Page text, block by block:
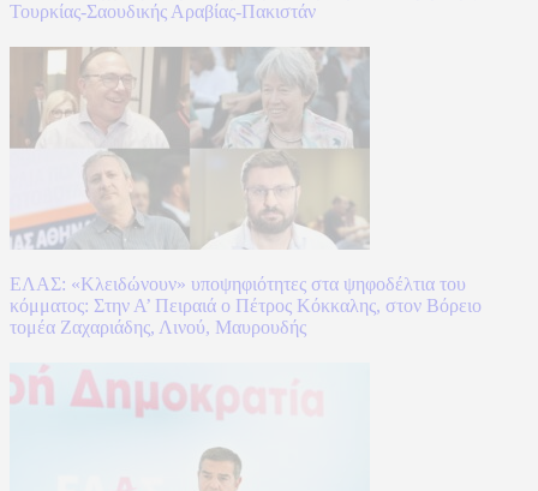
Τουρκίας-Σαουδικής Αραβίας-Πακιστάν
ΕΛΑΣ: «Κλειδώνουν» υποψηφιότητες στα ψηφοδέλτια του
κόμματος: Στην Α’ Πειραιά ο Πέτρος Κόκκαλης, στον Βόρειο
τομέα Ζαχαριάδης, Λινού, Μαυρουδής